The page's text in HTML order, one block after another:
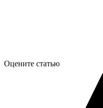
Оцените статью